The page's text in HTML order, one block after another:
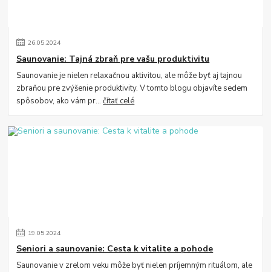
26.05.2024
Saunovanie: Tajná zbraň pre vašu produktivitu
Saunovanie je nielen relaxačnou aktivitou, ale môže byť aj tajnou
zbraňou pre zvýšenie produktivity. V tomto blogu objavíte sedem
spôsobov, ako vám pr...čítať celé
19.05.2024
Seniori a saunovanie: Cesta k vitalite a pohode
Saunovanie v zrelom veku môže byť nielen príjemným rituálom, ale